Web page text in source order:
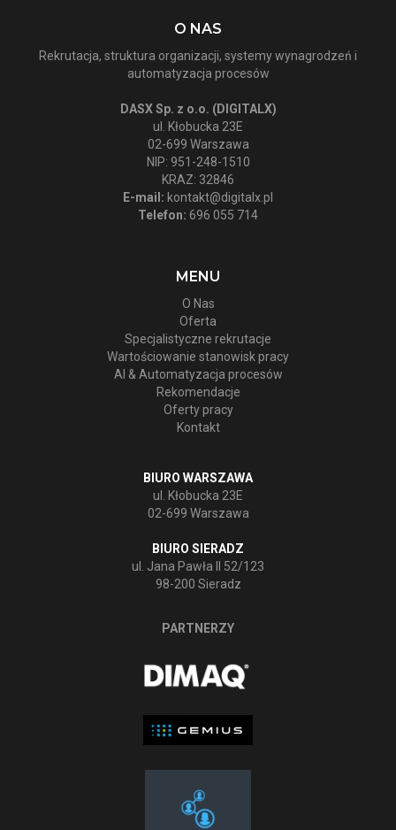
O NAS
Rekrutacja, struktura organizacji, systemy wynagrodzeń i
automatyzacja procesów
DASX Sp. z o.o. (DIGITALX)
ul. Kłobucka 23E
02-699 Warszawa
NIP: 951-248-1510
KRAZ: 32846
E-mail: kontakt@digitalx.pl
Telefon: 696 055 714
MENU
O Nas
Oferta
Specjalistyczne rekrutacje
Wartościowanie stanowisk pracy
AI & Automatyzacja procesów
Rekomendacje
Oferty pracy
Kontakt
BIURO WARSZAWA
ul. Kłobucka 23E
02-699 Warszawa
BIURO SIERADZ
ul. Jana Pawła II 52/123
98-200 Sieradz
PARTNERZY